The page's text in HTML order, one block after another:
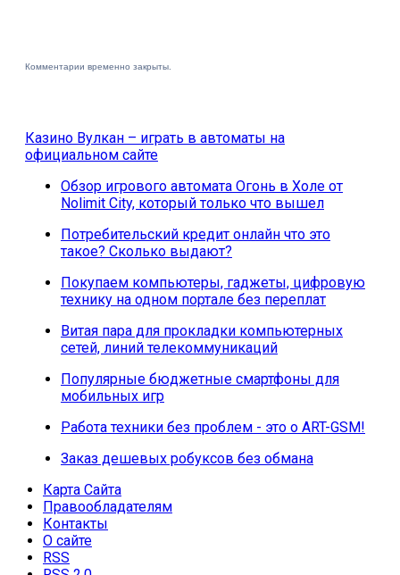
Комментарии временно закрыты.
Казино Вулкан – играть в автоматы на
официальном сайте
Обзор игрового автомата Огонь в Холе от
Nolimit City, который только что вышел
Потребительский кредит онлайн что это
такое? Сколько выдают?
Покупаем компьютеры, гаджеты, цифровую
технику на одном портале без переплат
Витая пара для прокладки компьютерных
сетей, линий телекоммуникаций
Популярные бюджетные смартфоны для
мобильных игр
Работа техники без проблем - это о ART-GSM!
Заказ дешевых робуксов без обмана
Карта Сайта
Правообладателям
Контакты
О сайте
RSS